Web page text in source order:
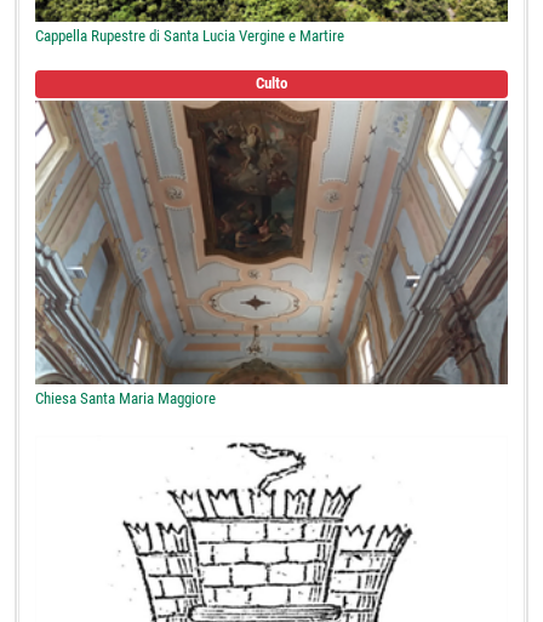
Cappella Rupestre di Santa Lucia Vergine e Martire
Culto
Chiesa Santa Maria Maggiore